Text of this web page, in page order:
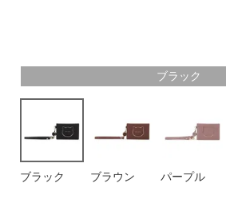
バッグ
トートバッグ
ブラック
ブラック ブラウン パープル